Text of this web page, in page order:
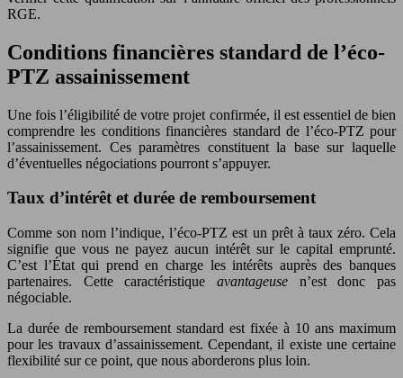
RGE.
Conditions financières standard de l’éco-
PTZ assainissement
Une fois l’éligibilité de votre projet confirmée, il est essentiel de bien
comprendre les conditions financières standard de l’éco-PTZ pour
l’assainissement. Ces paramètres constituent la base sur laquelle
d’éventuelles négociations pourront s’appuyer.
Taux d’intérêt et durée de remboursement
Comme son nom l’indique, l’éco-PTZ est un prêt à taux zéro. Cela
signifie que vous ne payez aucun intérêt sur le capital emprunté.
C’est l’État qui prend en charge les intérêts auprès des banques
partenaires. Cette caractéristique avantageuse n’est donc pas
négociable.
La durée de remboursement standard est fixée à 10 ans maximum
pour les travaux d’assainissement. Cependant, il existe une certaine
flexibilité sur ce point, que nous aborderons plus loin.